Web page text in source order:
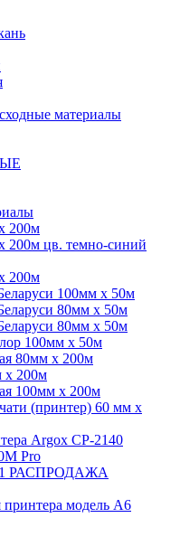
материалы
200м
200м цв. темно-синий
200м
100мм х 50м
80мм х 50м
80мм х 50м
100мм х 50м
80мм х 200м
х 200м
100мм х 200м
(принтер) 60 мм х
Argox CP-2140
Pro
РАСПРОДАЖА
принтера модель А6